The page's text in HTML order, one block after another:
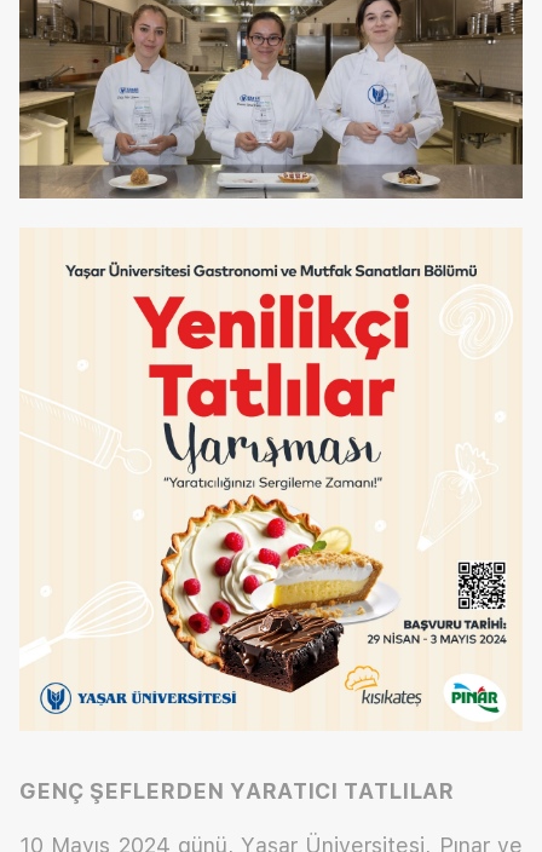
GENÇ ŞEFLERDEN YARATICI TATLILAR
10 Mayıs 2024 günü, Yaşar Üniversitesi, Pınar ve